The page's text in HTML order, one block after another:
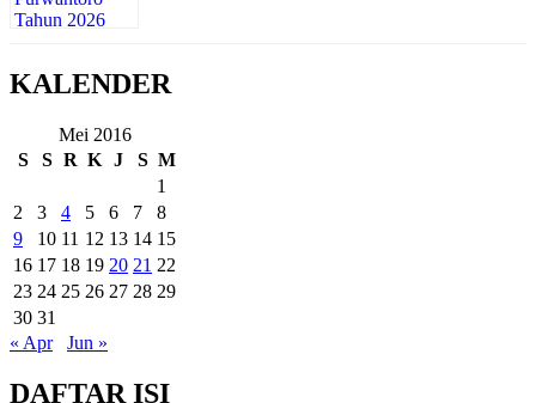
KALENDER
Mei 2016
S
S R K J S M
1
2
3 4 5 6 7
8
9
10 11 12 13 14 15
16 17 18 19 20 21 22
23 24 25 26 27 28 29
30 31
« Apr
Jun »
DAFTAR ISI